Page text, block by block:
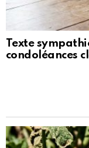
Texte
condoléances